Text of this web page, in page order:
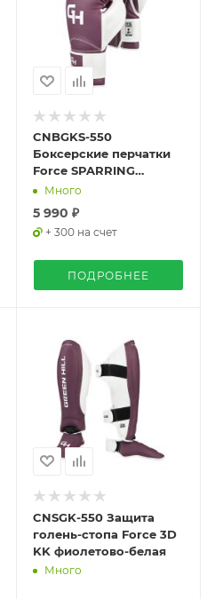
CNBGKS-550
Боксерские перчатки
Force SPARRING
фиолетово-белые
Много
5 990 ₽
+ 300 на счет
ПОДРОБНЕЕ
CNSGK-550 Защита
голень-стопа Force 3D
KK фиолетово-белая
Много